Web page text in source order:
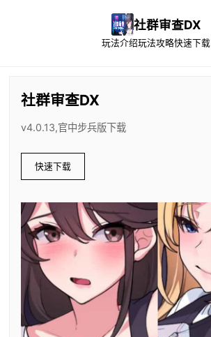
社群审查DX
玩法介绍玩法攻略快速下载
社群审查DX
v4.0.13,官中步兵版下载
快速下载